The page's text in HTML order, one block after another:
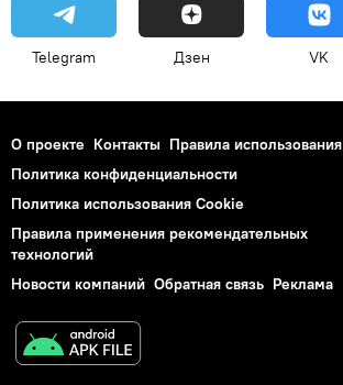
Telegram Дзен VK
О проекте Контакты Правила использования
Политика конфиденциальности
Политика использования Cookie
Правила применения рекомендательных
технологий
Новости компаний Обратная связь Реклама